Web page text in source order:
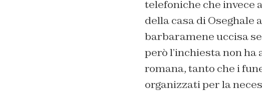
telefoniche che invece
della casa di Oseghale
barbaramene uccisa
però l’inchiesta non
romana, tanto che i
organizzati per la